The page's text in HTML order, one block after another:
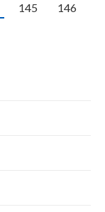
145
146